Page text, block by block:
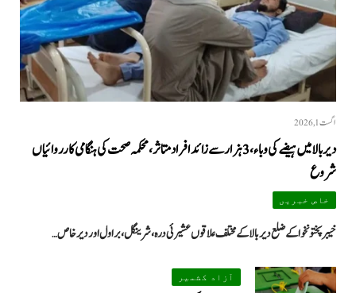
اگست 1, 2026
دیر بالا میں ہیضے کی وباء، 3 ہزار سے زائد افراد متاثر، محکمہ صحت کی ہنگامی کارروائیاں
شروع
خاص خبریں
خیبرپختونخوا کے ضلع دیر بالا کے مختلف علاقوں عشیرئی درہ، شرینگل، براول اور دیر خاص…
آزاد کشمیر